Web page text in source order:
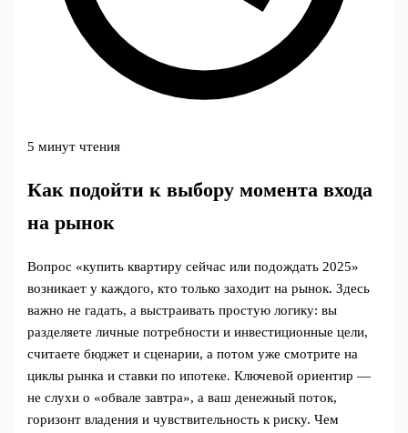
5 минут чтения
Как подойти к выбору момента входа
на рынок
Вопрос «купить квартиру сейчас или подождать 2025»
возникает у каждого, кто только заходит на рынок. Здесь
важно не гадать, а выстраивать простую логику: вы
разделяете личные потребности и инвестиционные цели,
считаете бюджет и сценарии, а потом уже смотрите на
циклы рынка и ставки по ипотеке. Ключевой ориентир —
не слухи о «обвале завтра», а ваш денежный поток,
горизонт владения и чувствительность к риску. Чем